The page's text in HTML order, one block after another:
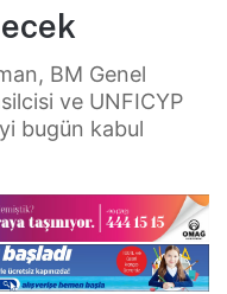
BM Genel
ve UNFICYP
bugün kabul